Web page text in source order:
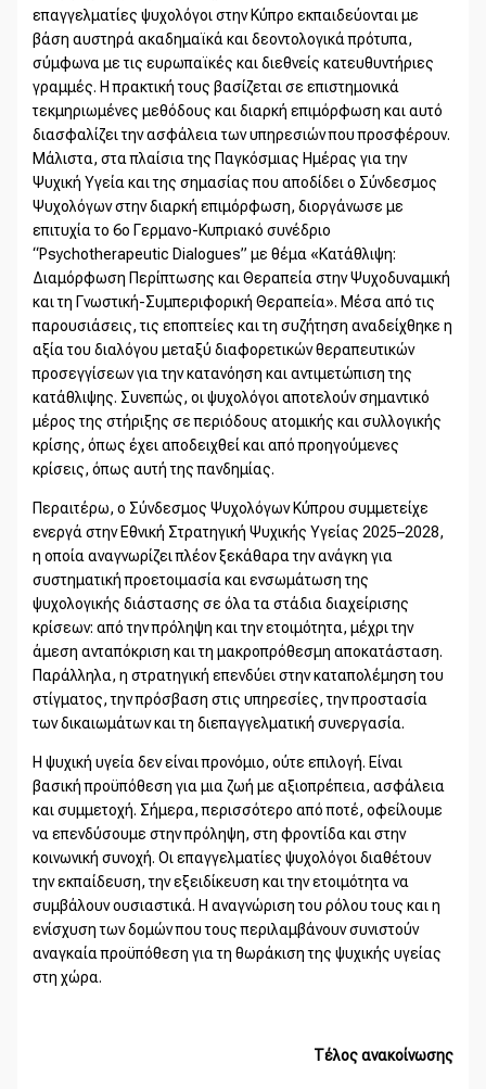
επαγγελματίες ψυχολόγοι στην Κύπρο εκπαιδεύονται με
βάση αυστηρά ακαδημαϊκά και δεοντολογικά πρότυπα,
σύμφωνα με τις ευρωπαϊκές και διεθνείς κατευθυντήριες
γραμμές. Η πρακτική τους βασίζεται σε επιστημονικά
τεκμηριωμένες μεθόδους και διαρκή επιμόρφωση και αυτό
διασφαλίζει την ασφάλεια των υπηρεσιών που προσφέρουν.
Μάλιστα, στα πλαίσια της Παγκόσμιας Ημέρας για την
Ψυχική Υγεία και της σημασίας που αποδίδει ο Σύνδεσμος
Ψυχολόγων στην διαρκή επιμόρφωση, διοργάνωσε με
επιτυχία το 6ο Γερμανο-Κυπριακό συνέδριο
“Psychotherapeutic Dialogues” με θέμα «Κατάθλιψη:
Διαμόρφωση Περίπτωσης και Θεραπεία στην Ψυχοδυναμική
και τη Γνωστική-Συμπεριφορική Θεραπεία». Μέσα από τις
παρουσιάσεις, τις εποπτείες και τη συζήτηση αναδείχθηκε η
αξία του διαλόγου μεταξύ διαφορετικών θεραπευτικών
προσεγγίσεων για την κατανόηση και αντιμετώπιση της
κατάθλιψης. Συνεπώς, οι ψυχολόγοι αποτελούν σημαντικό
μέρος της στήριξης σε περιόδους ατομικής και συλλογικής
κρίσης, όπως έχει αποδειχθεί και από προηγούμενες
κρίσεις, όπως αυτή της πανδημίας.
Περαιτέρω, ο Σύνδεσμος Ψυχολόγων Κύπρου συμμετείχε
ενεργά στην Εθνική Στρατηγική Ψυχικής Υγείας 2025–2028,
η οποία αναγνωρίζει πλέον ξεκάθαρα την ανάγκη για
συστηματική προετοιμασία και ενσωμάτωση της
ψυχολογικής διάστασης σε όλα τα στάδια διαχείρισης
κρίσεων: από την πρόληψη και την ετοιμότητα, μέχρι την
άμεση ανταπόκριση και τη μακροπρόθεσμη αποκατάσταση.
Παράλληλα, η στρατηγική επενδύει στην καταπολέμηση του
στίγματος, την πρόσβαση στις υπηρεσίες, την προστασία
των δικαιωμάτων και τη διεπαγγελματική συνεργασία.
Η ψυχική υγεία δεν είναι προνόμιο, ούτε επιλογή. Είναι
βασική προϋπόθεση για μια ζωή με αξιοπρέπεια, ασφάλεια
και συμμετοχή. Σήμερα, περισσότερο από ποτέ, οφείλουμε
να επενδύσουμε στην πρόληψη, στη φροντίδα και στην
κοινωνική συνοχή. Οι επαγγελματίες ψυχολόγοι διαθέτουν
την εκπαίδευση, την εξειδίκευση και την ετοιμότητα να
συμβάλουν ουσιαστικά. Η αναγνώριση του ρόλου τους και η
ενίσχυση των δομών που τους περιλαμβάνουν συνιστούν
αναγκαία προϋπόθεση για τη θωράκιση της ψυχικής υγείας
στη χώρα.
Τέλος ανακοίνωσης